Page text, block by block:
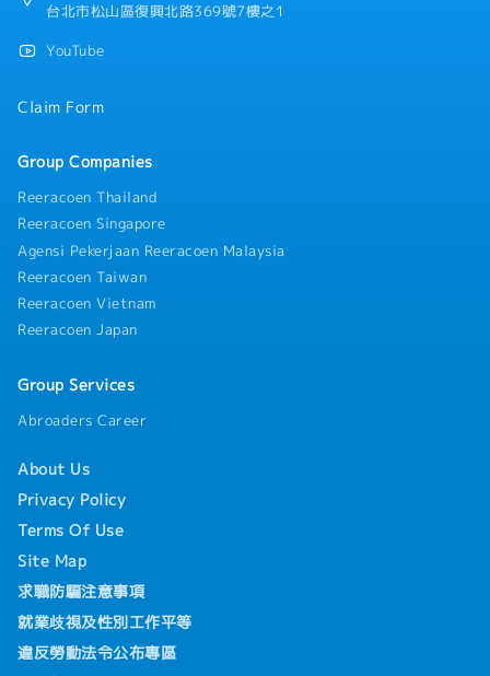
台北市松山區復興北路369號7樓之1
YouTube
Claim Form
Group Companies
Reeracoen Thailand
Reeracoen Singapore
Agensi Pekerjaan Reeracoen Malaysia
Reeracoen Taiwan
Reeracoen Vietnam
Reeracoen Japan
Group Services
Abroaders Career
About Us
Privacy Policy
Terms Of Use
Site Map
求職防騙注意事項
就業歧視及性別工作平等
違反勞動法令公布專區